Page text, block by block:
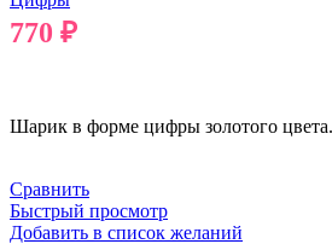
770 ₽
Шарик в форме цифры золотого
Сравнить
Быстрый просмотр
Добавить в список желаний